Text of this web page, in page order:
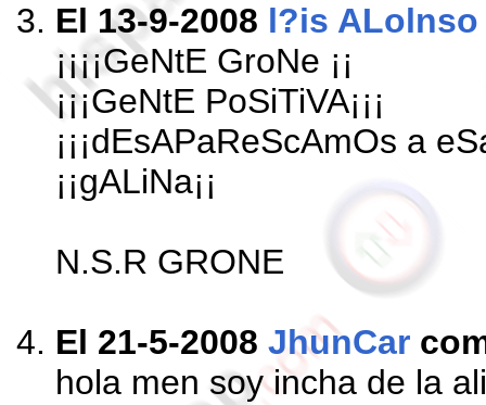
El 13-9-2008 l?is ALolnso
¡¡¡¡GeNtE GroNe ¡¡
¡¡¡GeNtE PoSiTiVA¡¡¡
¡¡¡dEsAPaReScAmOs a
¡¡gALiNa¡¡
N.S.R GRONE
El 21-5-2008 JhunCar
hola men soy incha de la